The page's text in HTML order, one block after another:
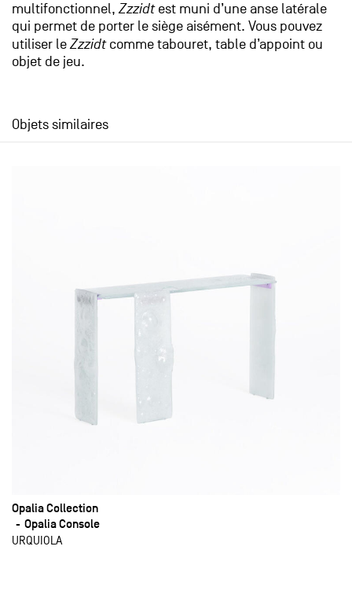
multifonctionnel,Zzzidtest muni d’une anse latérale
qui permet de porter le siège aisément. Vous pouvez
utiliser leZzzidtcomme tabouret, table d’appoint ou
objet de jeu.
Objets similaires
Opalia Collection
Opalia Console
URQUIOLA